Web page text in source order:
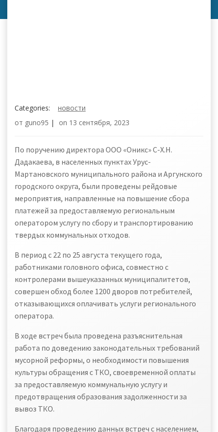
Categories:
новости
от guno95 | on 13 сентября, 2023
По поручению директора ООО «Оникс» С-Х.Н.
Дадакаева, в населенных пунктах Урус-
Мартановского муниципального района и Аргунского
городского округа, были проведены рейдовые
мероприятия, направленные на повышение сбора
платежей за предоставляемую региональным
оператором услугу по сбору и транспортированию
твердых коммунальных отходов.
В период с 22 по 25 августа текущего года,
работниками головного офиса, совместно с
контролерами вышеуказанных муниципалитетов,
совершен обход более 1200 дворов потребителей,
отказывающихся оплачивать услуги регионального
оператора.
В ходе встреч была проведена разъяснительная
работа по доведению законодательных требований
мусорной реформы, о необходимости повышения
культуры обращения с ТКО, своевременной оплаты
за предоставляемую коммунальную услугу и
предотвращения образования задолженности за
вывоз ТКО.
Благодаря проведению данных встреч с населением,